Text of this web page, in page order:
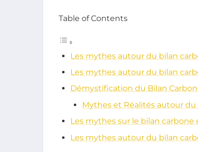
Table of Contents
Les mythes autour du bilan
Les mythes autour du bilan
Démystification du Bilan
Mythes et Réalités autour du
Les mythes sur le bilan
Les mythes autour du bilan